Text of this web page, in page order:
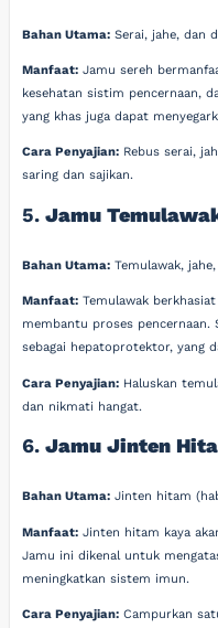
Bahan Utama: Serai, jahe, dan
Manfaat: Jamu sereh
kesehatan sistim pencernaan,
yang khas juga dapat
Cara Penyajian: Rebus serai,
saring dan sajikan.
5.Jamu
Bahan Utama: Temulawak,
Manfaat: Temulawak
membantu proses pencernaan.
sebagai hepatoprotektor, yang
Cara Penyajian: Haluskan
dan nikmati hangat.
6.Jamu Jinten
Bahan Utama: Jinten hitam
Manfaat: Jinten hitam kaya
Jamu ini dikenal untuk
meningkatkan sistem imun.
Cara Penyajian: Campurkan